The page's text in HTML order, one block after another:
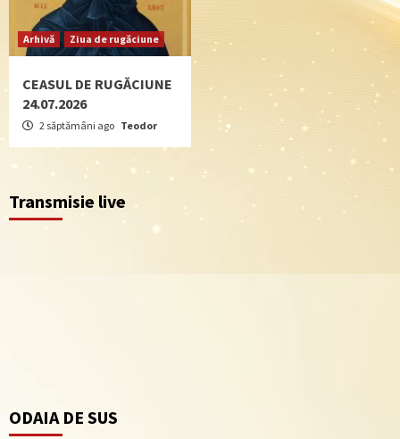
Arhivă Ziua de rugăciune
CEASUL DE RUGĂCIUNE
24.07.2026
2 săptămâni ago Teodor
Transmisie live
ODAIA DE SUS